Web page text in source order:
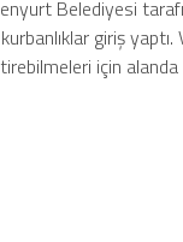
Belediyesi
giriş
için